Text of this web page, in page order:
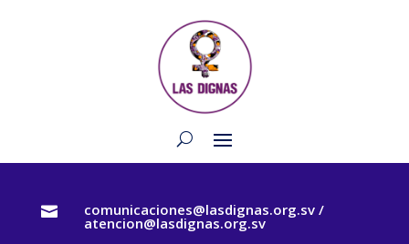
 comunicaciones@lasdignas.org.sv /
atencion@lasdignas.org.sv